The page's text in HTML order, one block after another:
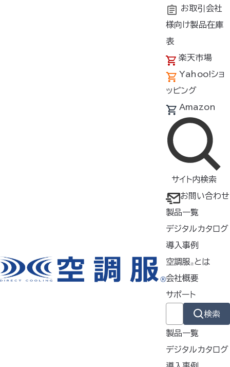
お取引会社
様向け製品在庫
表
楽天市場
Yahoo!ショ
ッピング
Amazon
サイト内検索
お問い合わせ
製品一覧
デジタルカタログ
導入事例
空調服🄬 とは
会社概要
サポート
検索
製品一覧
デジタルカタログ
ケーブル/充電器
ケーブル
CB23322
ラージサイズのウェアやつなぎ
にお使いいただけるロングタイ
【推奨ウェア】
6Lサイズ以上 / KU92400、K
U92425、KU92130、KU92
330、KU92320、KU9203
0、KU92340の3L以上 / エレ